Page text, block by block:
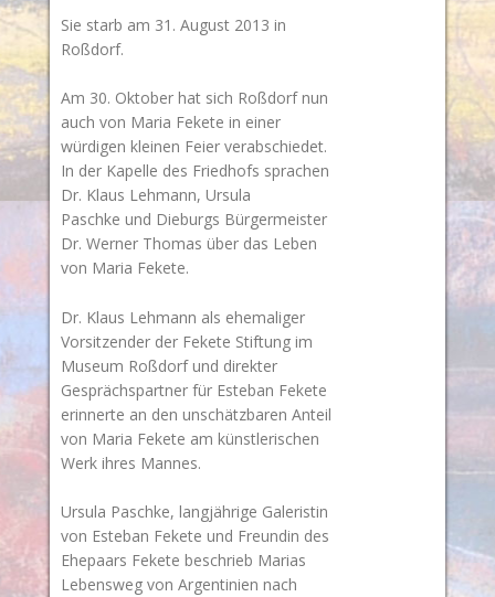
Sie starb am 31. August 2013 in
Roßdorf.
Am 30. Oktober hat sich Roßdorf nun
auch von Maria Fekete in einer
würdigen kleinen Feier verabschiedet.
In der Kapelle des Friedhofs sprachen
Dr. Klaus Lehmann, Ursula
Paschke und Dieburgs Bürgermeister
Dr. Werner Thomas über das Leben
von Maria Fekete.
Dr. Klaus Lehmann als ehemaliger
Vorsitzender der Fekete Stiftung im
Museum Roßdorf und direkter
Gesprächspartner für Esteban Fekete
erinnerte an den unschätzbaren Anteil
von Maria Fekete am künstlerischen
Werk ihres Mannes.
Ursula Paschke, langjährige Galeristin
von Esteban Fekete und Freundin des
Ehepaars Fekete beschrieb Marias
Lebensweg von Argentinien nach